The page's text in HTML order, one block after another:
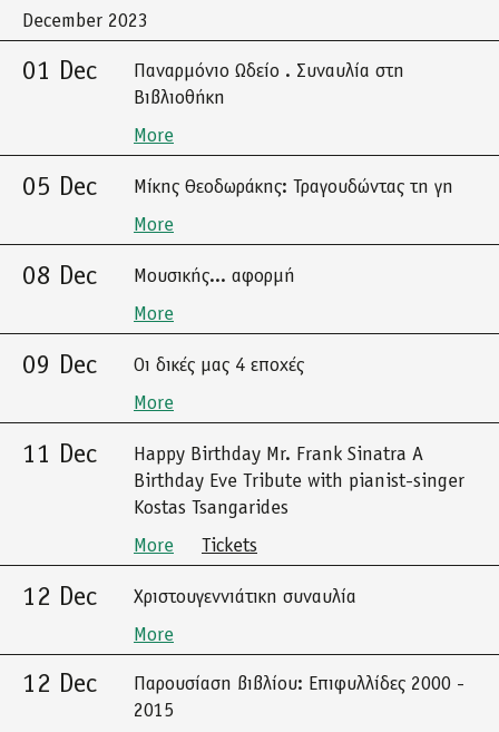
December 2023
01 Dec
Παναρμόνιο Ωδείο . Συναυλία στη
Βιβλιοθήκη
More
05 Dec
Μίκης Θεοδωράκης: Τραγουδώντας τη γη
More
08 Dec
Μουσικής... αφορμή
More
09 Dec
Οι δικές μας 4 εποχές
More
11 Dec
Happy Birthday Mr. Frank Sinatra A
Birthday Eve Tribute with pianist-singer
Kostas Tsangarides
More
Tickets
12 Dec
Χριστουγεννιάτικη συναυλία
More
12 Dec
Παρουσίαση βιβλίου: Επιφυλλίδες 2000 -
2015